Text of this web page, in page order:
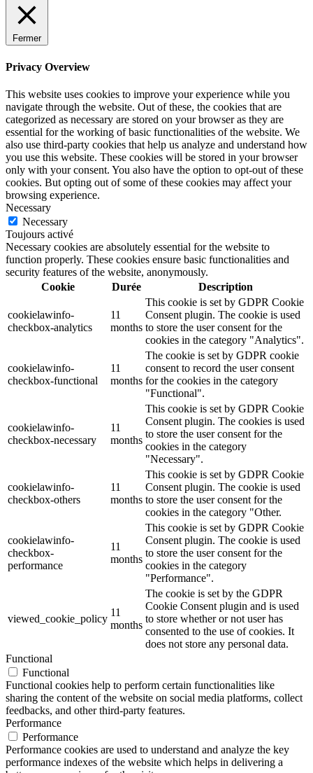
Fermer
Privacy Overview
This website uses cookies to improve your experience while you
navigate through the website. Out of these, the cookies that are
categorized as necessary are stored on your browser as they are
essential for the working of basic functionalities of the website. We
also use third-party cookies that help us analyze and understand how
you use this website. These cookies will be stored in your browser
only with your consent. You also have the option to opt-out of these
cookies. But opting out of some of these cookies may affect your
browsing experience.
Necessary
Necessary
Toujours activé
Necessary cookies are absolutely essential for the website to
function properly. These cookies ensure basic functionalities and
security features of the website, anonymously.
Cookie
Durée Description
cookielawinfo-
checkbox-analytics
11
months
This cookie is set by GDPR Cookie
Consent plugin. The cookie is used
to store the user consent for the
cookies in the category "Analytics".
cookielawinfo-
checkbox-functional
11
months
The cookie is set by GDPR cookie
consent to record the user consent
for the cookies in the category
"Functional".
cookielawinfo-
checkbox-necessary
11
months
This cookie is set by GDPR Cookie
Consent plugin. The cookies is used
to store the user consent for the
cookies in the category
"Necessary".
cookielawinfo-
checkbox-others
11
months
This cookie is set by GDPR Cookie
Consent plugin. The cookie is used
to store the user consent for the
cookies in the category "Other.
cookielawinfo-
checkbox-
performance
11
months
This cookie is set by GDPR Cookie
Consent plugin. The cookie is used
to store the user consent for the
cookies in the category
"Performance".
viewed_cookie_policy
11
months
The cookie is set by the GDPR
Cookie Consent plugin and is used
to store whether or not user has
consented to the use of cookies. It
does not store any personal data.
Functional
Functional
Functional cookies help to perform certain functionalities like
sharing the content of the website on social media platforms, collect
feedbacks, and other third-party features.
Performance
Performance
Performance cookies are used to understand and analyze the key
performance indexes of the website which helps in delivering a